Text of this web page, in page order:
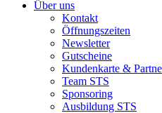
Über uns
Kontakt
Öffnungszeiten
Newsletter
Gutscheine
Kundenkarte &
Team STS
Sponsoring
Ausbildung STS